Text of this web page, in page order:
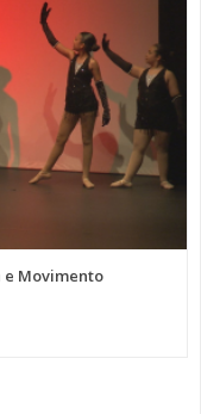
e Movimento